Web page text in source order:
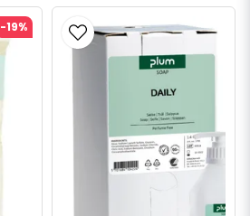
-19%